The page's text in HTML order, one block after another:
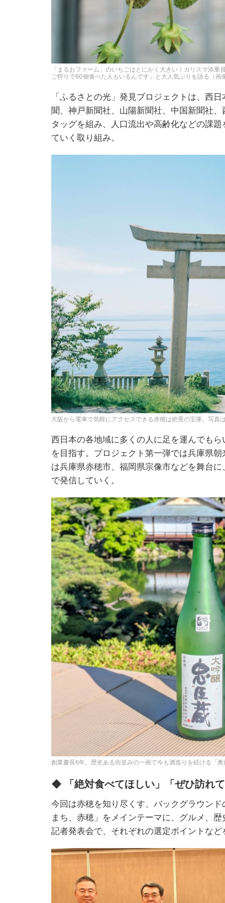
「まるおファーム」のいちごはとにかく大きい！カリスマ添
ご狩りで60個食べた人もいるんです」と大人気ぶりを語る（画
「ふるさとの光」発見プロジェクトは、西
聞、神戸新聞社、山陽新聞社、中国新聞社
タッグを組み、人口流出や高齢化などの課
ていく取り組み。
大阪から電車で気軽にアクセスできる赤穂は絶景の宝庫。写
西日本の各地域に多くの人に足を運んでも
を目指す。プロジェクト第一弾では兵庫県
は兵庫県赤穂市、福岡県宗像市などを舞台
で発信していく。
創業慶長6年。歴史ある街並みの一画で今も酒造りを続ける「
◆ 「絶対食べてほしい」「ぜひ訪れ
今回は赤穂を知り尽くす、バックグラウン
まち、赤穂」をメインテーマに、グルメ、
記者発表会で、それぞれの選定ポイントなど